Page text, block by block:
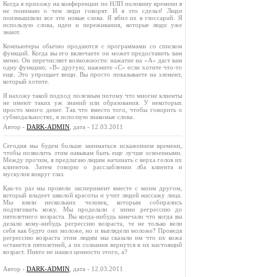
Когда я прихожу на конференции по НЛП половину времени я
не понимаю о чем люди говорят. И я это сделал! Люди
поизмышляли все эти новые слова. Я вбил их в глоссарий. Я
использую слова, идеи и переживания, которые люди уже
знают.
Компьютеры обычно продаются с программами со списком
функций. Когда вы его включаете он может предоставить вам
меню. Он перечисляет возможности: нажатие на «А» даст вам
одну функцию; «В» другую; нажмите «С» если хотите что-то
еще. Это упрощает вещи. Вы просто показываете на элемент,
который хотите.
Я нахожу такой подход полезным потому что многие клиенты
не имеют таких уж знаний или образования. У некоторых
просто много денег. Так что вместо того, чтобы говорить о
субмодальностях, я исползую знакомые слова.
Автор - DARK-ADMIN , дата - 12.03.2011
Сегодня мы будем больше заниматься искажением времени,
чтобы позволить этим навыкам быть еще лучше освоенными.
Между прочим, я предлагаю людям начинать с верха голов их
клиентов. Затем говорю о расслаблении лба клиента и
мускулов вокруг глаз.
Как-то раз мы провели эксперимент вместе с моим другом,
который владеет школой красоты и учит людей массажу лица.
Мы взяли нескольких человек, которым собирались
подтягивать кожу. Мы проделали с ними регрессию до
пятилетнего возраста. Вы когда-нибудь замечали что когда вы
делали кому-нибудь регрессию возраста, те не только вели
себя как будто они моложе, но и выглядели моложе? Проведя
регрессию возраста этим людям мы сказали им что их кожа
останется пятилетней, а их сознания вернутся в их настоящий
возраст. Никто не нашел ценности этого, а?
Автор - DARK-ADMIN , дата - 12.03.2011